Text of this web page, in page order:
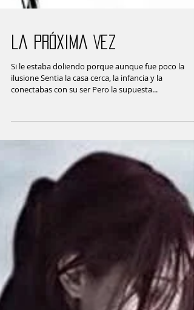
La Próxima Vez
Si le estaba doliendo porque aunque fue poco la